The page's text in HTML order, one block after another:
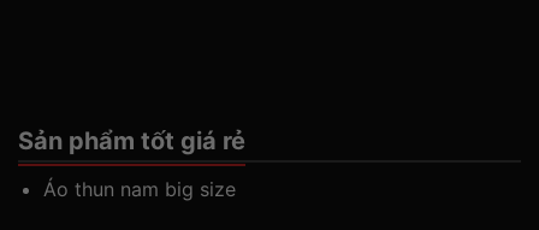
Sản phẩm tốt giá rẻ
Áo thun nam big size